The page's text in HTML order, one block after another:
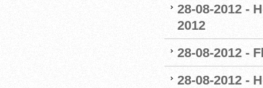
28-08-2012 -
2012
28-08-2012 -
28-08-2012 -